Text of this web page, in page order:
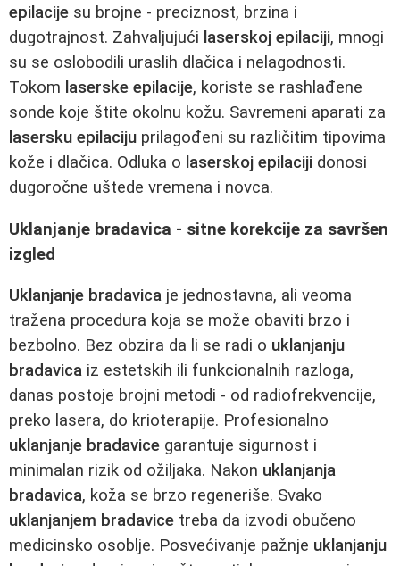
epilacije su brojne - preciznost, brzina i
dugotrajnost. Zahvaljujući laserskoj epilaciji, mnogi
su se oslobodili uraslih dlačica i nelagodnosti.
Tokom laserske epilacije, koriste se rashlađene
sonde koje štite okolnu kožu. Savremeni aparati za
lasersku epilaciju prilagođeni su različitim tipovima
kože i dlačica. Odluka o laserskoj epilaciji donosi
dugoročne uštede vremena i novca.
Uklanjanje bradavica - sitne korekcije za savršen
izgled
Uklanjanje bradavica je jednostavna, ali veoma
tražena procedura koja se može obaviti brzo i
bezbolno. Bez obzira da li se radi o uklanjanju
bradavica iz estetskih ili funkcionalnih razloga,
danas postoje brojni metodi - od radiofrekvencije,
preko lasera, do krioterapije. Profesionalno
uklanjanje bradavice garantuje sigurnost i
minimalan rizik od ožiljaka. Nakon uklanjanja
bradavica, koža se brzo regeneriše. Svako
uklanjanjem bradavice treba da izvodi obučeno
medicinsko osoblje. Posvećivanje pažnje uklanjanju